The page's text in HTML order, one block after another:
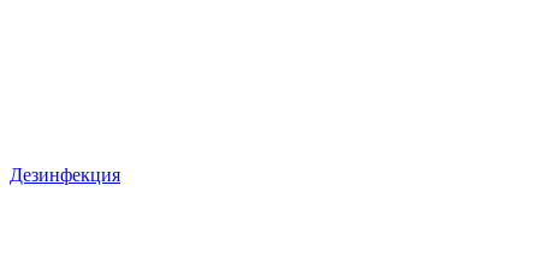
Дезинфекция